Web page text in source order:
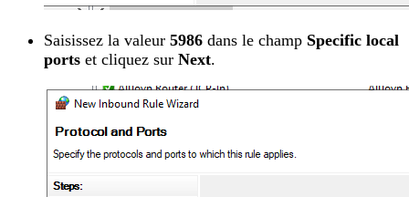
Saisissez la valeur 5986 dans le champ Specific local
ports et cliquez sur Next.